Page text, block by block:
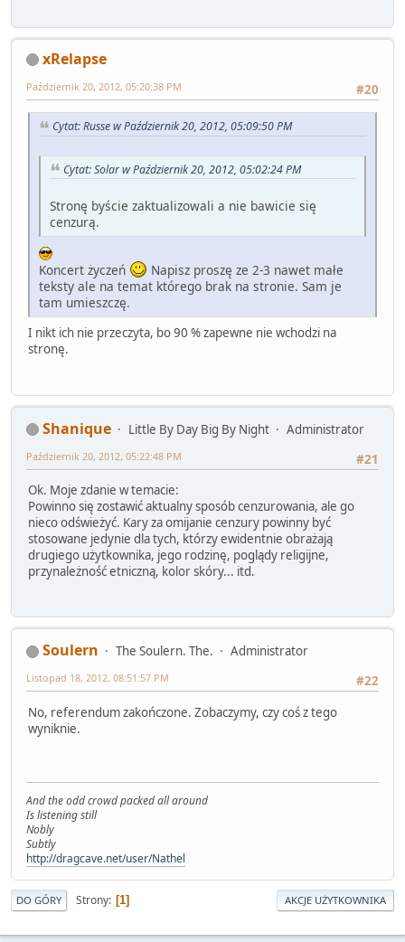
xRelapse
#20
Październik 20, 2012, 05:20:38 PM
Cytat: Russe w Październik 20, 2012, 05:09:50 PM
Cytat: Solar w Październik 20, 2012, 05:02:24 PM
Stronę byście zaktualizowali a nie bawicie się
cenzurą.
Koncert życzeń
Napisz proszę ze 2-3 nawet małe
teksty ale na temat którego brak na stronie. Sam je
tam umieszczę.
I nikt ich nie przeczyta, bo 90 % zapewne nie wchodzi na
stronę.
Shanique Little By Day Big By Night
Administrator
#21
Październik 20, 2012, 05:22:48 PM
Ok. Moje zdanie w temacie:
Powinno się zostawić aktualny sposób cenzurowania, ale go
nieco odświeżyć. Kary za omijanie cenzury powinny być
stosowane jedynie dla tych, którzy ewidentnie obrażają
drugiego użytkownika, jego rodzinę, poglądy religijne,
przynależność etniczną, kolor skóry... itd.
Soulern The Soulern. The.
Administrator
#22
Listopad 18, 2012, 08:51:57 PM
No, referendum zakończone. Zobaczymy, czy coś z tego
wyniknie.
And the odd crowd packed all around
Is listening still
Nobly
Subtly
http://dragcave.net/user/Nathel
DO GÓRY Strony 1 AKCJE UŻYTKOWNIKA